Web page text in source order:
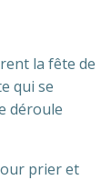
la fête de
qui se
déroule
prier et